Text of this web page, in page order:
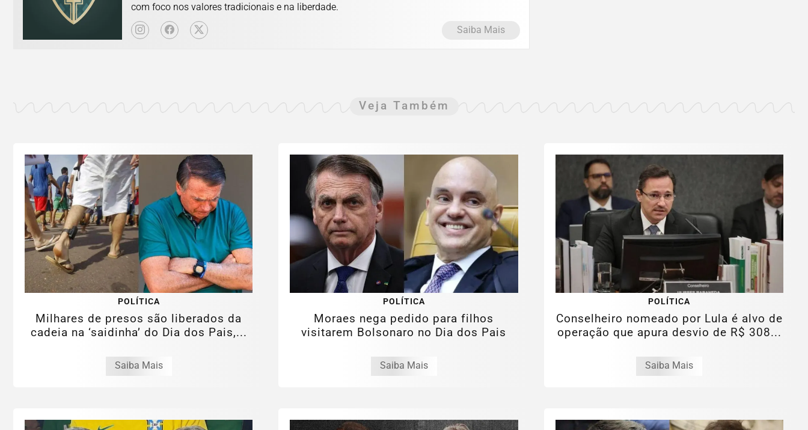
com foco nos valores tradicionais e na liberdade.
Saiba Mais
Veja Também
POLÍTICA
Milhares de presos são liberados da
cadeia na ‘saidinha’ do Dia dos Pais,...
Saiba Mais
POLÍTICA
Moraes nega pedido para filhos
visitarem Bolsonaro no Dia dos Pais
Saiba Mais
POLÍTICA
Conselheiro nomeado por Lula é alvo de
operação que apura desvio de R$ 308...
Saiba Mais